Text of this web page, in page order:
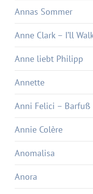
Annas Sommer
Anne Clark – I’ll
Anne liebt Philipp
Annette
Anni Felici – Barfuß
Annie Colère
Anomalisa
Anora